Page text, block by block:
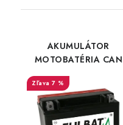
AKUMULÁTOR
MOTOBATÉRIA CAN
RENEGADE
Commander Maverick
FTX20L-BS/YTX20L-BS
7 %